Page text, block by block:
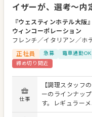
イザーが、選考～内
『ウェスティンホテル大阪
ウィンコーポレーション
フレンチ／イタリアン／ホ
正社員
急募 電車通勤OK
締め切り間近
仕事
【調理スタッフ
ーのラインナッ
す。レギュラー
メニューを提供